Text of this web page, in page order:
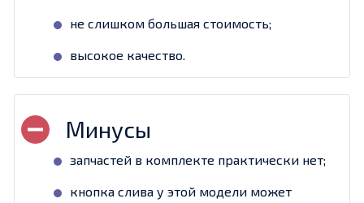
не слишком большая стоимость;
высокое качество.
запчастей в комплекте практически нет;
кнопка слива у этой модели может